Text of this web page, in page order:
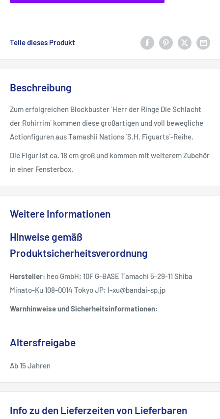
Teile dieses Produkt
Beschreibung
Zum erfolgreichen Blockbuster ´Herr der Ringe Die Schlacht
der Rohirrim´ kommen diese großartigen und voll bewegliche
Actionfiguren aus Tamashii Nations ´S.H. Figuarts´-Reihe.
Die Figur ist ca. 18 cm groß und kommen mit weiterem Zubehör
in einer Fensterbox.
Weitere Informationen
Hinweise gemäß
Produktsicherheitsverordnung
Hersteller: heo GmbH; 10F G-BASE Tamachi 5-29-11 Shiba
Minato-Ku 108-0014 Tokyo JP; l-xu@bandai-sp.jp
Warnhinweise und Sicherheitsinformationen:
Altersfreigabe
Ab 15 Jahren
Info zu den Lieferzeiten von Lieferbaren